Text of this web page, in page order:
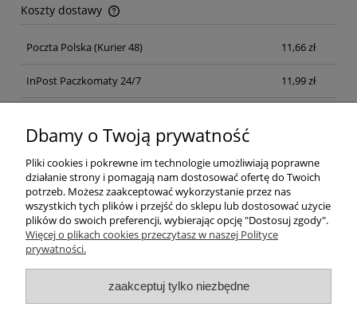
Koszty dostawy
Cena nie zawiera ewentualnych kosztów płatności
Poczta Polska (Kurier 48) 11,66 zł
InPost Paczkomaty 24/7 11,99 zł
Pomoc
Moje konto
Płatności i dostawa
Dbamy o Twoją prywatność
Pliki cookies i pokrewne im technologie umożliwiają poprawne
działanie strony i pomagają nam dostosować ofertę do Twoich
potrzeb. Możesz zaakceptować wykorzystanie przez nas
wszystkich tych plików i przejść do sklepu lub dostosować użycie
plików do swoich preferencji, wybierając opcję "Dostosuj zgody".
Więcej o plikach cookies przeczytasz w naszej Polityce
prywatności.
zaakceptuj tylko niezbędne